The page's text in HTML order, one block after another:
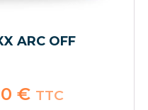
ARC OFF
€Le
prixTTC